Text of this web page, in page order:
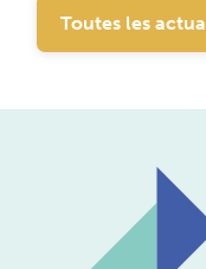
Toutes les